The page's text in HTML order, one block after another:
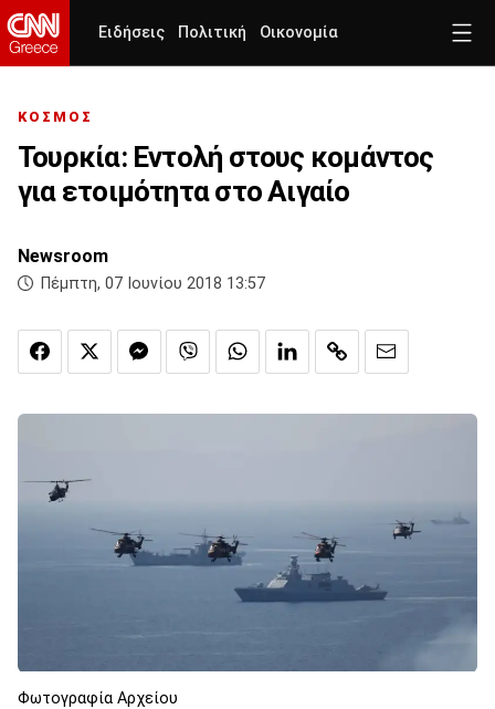
Ειδήσεις Πολιτική Οικονομία
ΚΟΣΜΟΣ
Τουρκία: Εντολή στους κομάντος
για ετοιμότητα στο Αιγαίο
Newsroom
Πέμπτη, 07 Ιουνίου 2018 13:57
Φωτογραφία Αρχείου